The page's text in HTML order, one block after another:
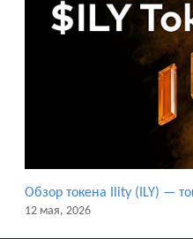
Обзор токена Ility (ILY) —
12 мая, 2026